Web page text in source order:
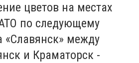
цветов на местах
по следующему
«Славянск» между
и Краматорск -